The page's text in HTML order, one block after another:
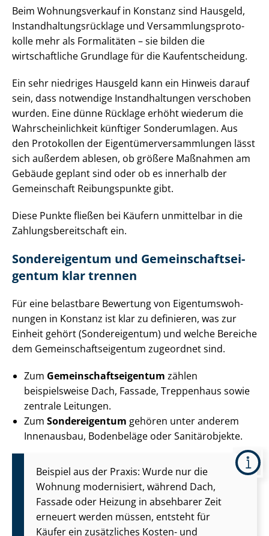
Beim Wohnungsverkauf in Konstanz sind Hausgeld,
In­stand­hal­tungs­rück­la­ge und Ver­samm­lungs­pro­to­
kol­le mehr als Formalitäten – sie bilden die
wirtschaftliche Grundlage für die Kauf­ent­schei­dung.
Ein sehr niedriges Hausgeld kann ein Hinweis darauf
sein, dass notwendige In­stand­hal­tun­gen verschoben
wurden. Eine dünne Rücklage erhöht wiederum die
Wahr­schein­lich­keit künftiger Sonderumlagen. Aus
den Protokollen der Ei­gen­tü­mer­ver­samm­lun­gen lässt
sich außerdem ablesen, ob größere Maßnahmen am
Gebäude geplant sind oder ob es innerhalb der
Gemeinschaft Reibungspunkte gibt.
Diese Punkte fließen bei Käufern unmittelbar in die
Zah­lungs­be­reit­schaft ein.
Sondereigentum und Ge­mein­schafts­ei­
gen­tum klar trennen
Für eine belastbare Bewertung von Ei­gen­tums­woh­
nun­gen in Konstanz ist klar zu definieren, was zur
Einheit gehört (Sondereigentum) und welche Bereiche
dem Ge­mein­schafts­ei­gen­tum zugeordnet sind.
Zum Ge­mein­schafts­ei­gen­tum zählen
beispielsweise Dach, Fassade, Treppenhaus sowie
zentrale Leitungen.
Zum Sondereigentum gehören unter anderem
Innenausbau, Bodenbeläge oder Sanitärobjekte.
Beispiel aus der Praxis: Wurde nur die
Wohnung modernisiert, während Dach,
Fassade oder Heizung in absehbarer Zeit
erneuert werden müssen, entsteht für
Käufer ein zusätzliches Kosten- und